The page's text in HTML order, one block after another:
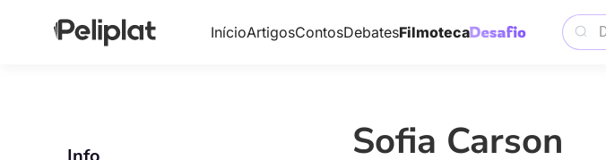
InícioArtigosContosDebatesFilmoteca
Sofia Carson